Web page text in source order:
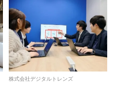
株式会社デジタルトレンズ